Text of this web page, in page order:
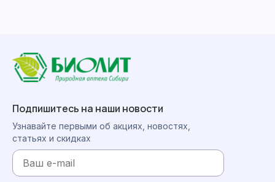
Подпишитесь на наши новости
Узнавайте первыми об акциях, новостях,
статьях и скидках